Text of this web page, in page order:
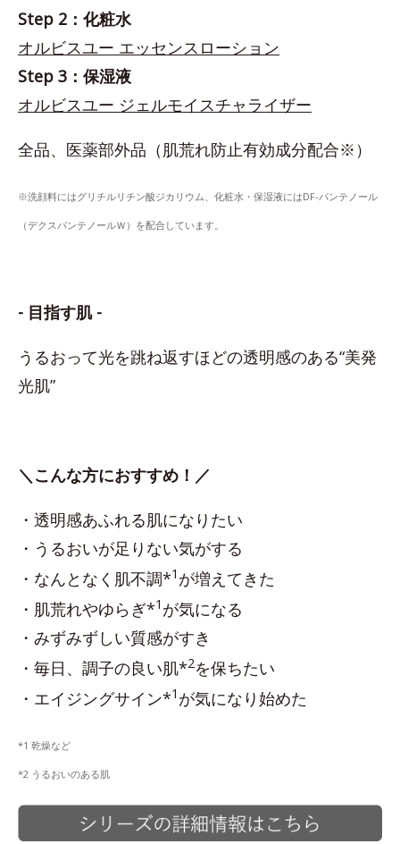
Step 2：化粧水
オルビスユー エッセンスローション
Step 3：保湿液
オルビスユー ジェルモイスチャライザー
全品、医薬部外品（肌荒れ防止有効成分配合※）
※洗顔料にはグリチルリチン酸ジカリウム、化粧水・保湿液にはDF-パンテノール
（デクスパンテノールＷ）を配合しています。
- 目指す肌 -
うるおって光を跳ね返すほどの透明感のある“美発
光肌”
＼こんな方におすすめ！／
・透明感あふれる肌になりたい
・うるおいが足りない気がする
・なんとなく肌不調*1 が増えてきた
・肌荒れやゆらぎ*1 が気になる
・みずみずしい質感がすき
・毎日、調子の良い肌*2を保ちたい
・エイジングサイン*1 が気になり始めた
*1 乾燥など
*2 うるおいのある肌